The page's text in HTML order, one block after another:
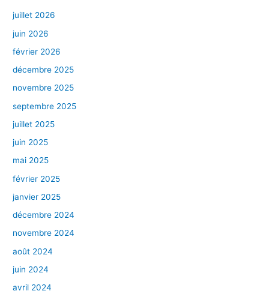
juillet 2026
juin 2026
février 2026
décembre 2025
novembre 2025
septembre 2025
juillet 2025
juin 2025
mai 2025
février 2025
janvier 2025
décembre 2024
novembre 2024
août 2024
juin 2024
avril 2024